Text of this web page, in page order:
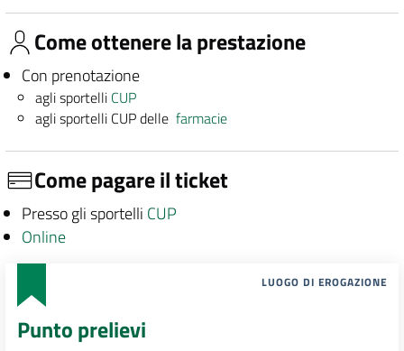
Come ottenere la prestazione
Con prenotazione
agli sportelli CUP
agli sportelli CUP dellefarmacie
Come pagare il ticket
Presso gli sportelli CUP
Online
LUOGO DI EROGAZIONE
Punto prelievi